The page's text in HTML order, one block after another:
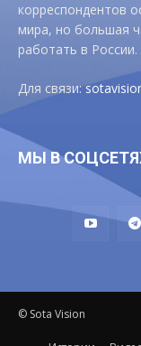
корреспондентов
мира, но большая
работать в России.
Для связи:
МЫ В
© Sota Vision